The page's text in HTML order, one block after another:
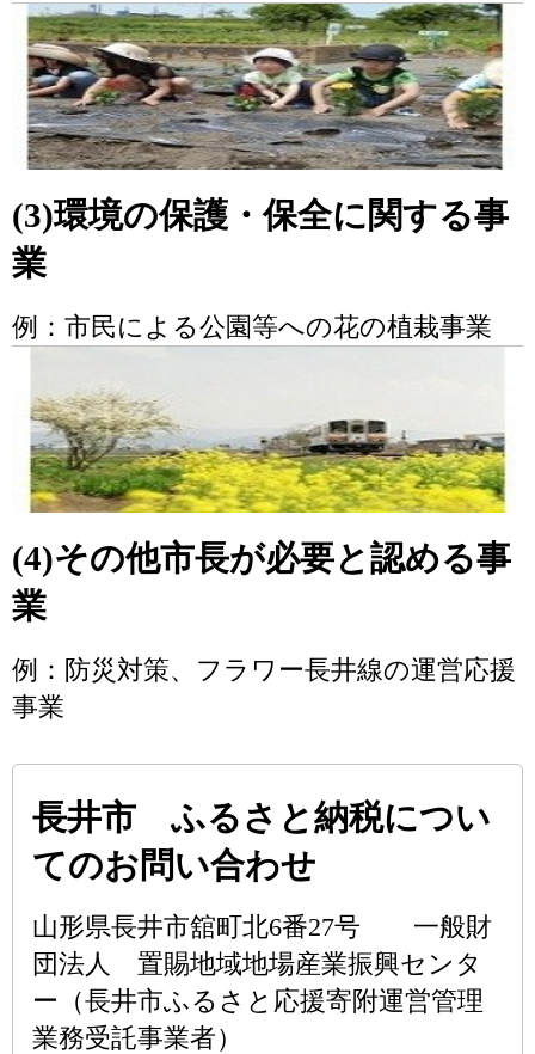
(3)環境の保護・保全に関する事
業
例：市民による公園等への花の植栽事業
(4)その他市長が必要と認める事
業
例：防災対策、フラワー長井線の運営応援
事業
長井市 ふるさと納税につい
てのお問い合わせ
山形県長井市舘町北6番27号 一般財
団法人 置賜地域地場産業振興センタ
ー（長井市ふるさと応援寄附運営管理
業務受託事業者）